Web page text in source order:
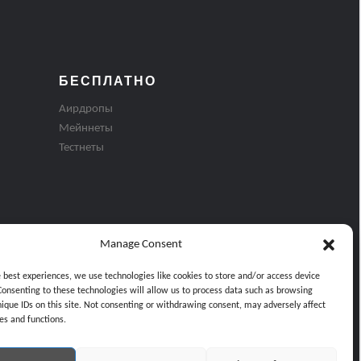
Manage Consent
best experiences, we use technologies like cookies to store and/or access device
to these technologies will allow us to process data such as browsing
IDs on this site. Not consenting or withdrawing consent, may adversely affect
and functions.
БЕСПЛАТНО
Аирдропы
Мейннеты
Тестнеты